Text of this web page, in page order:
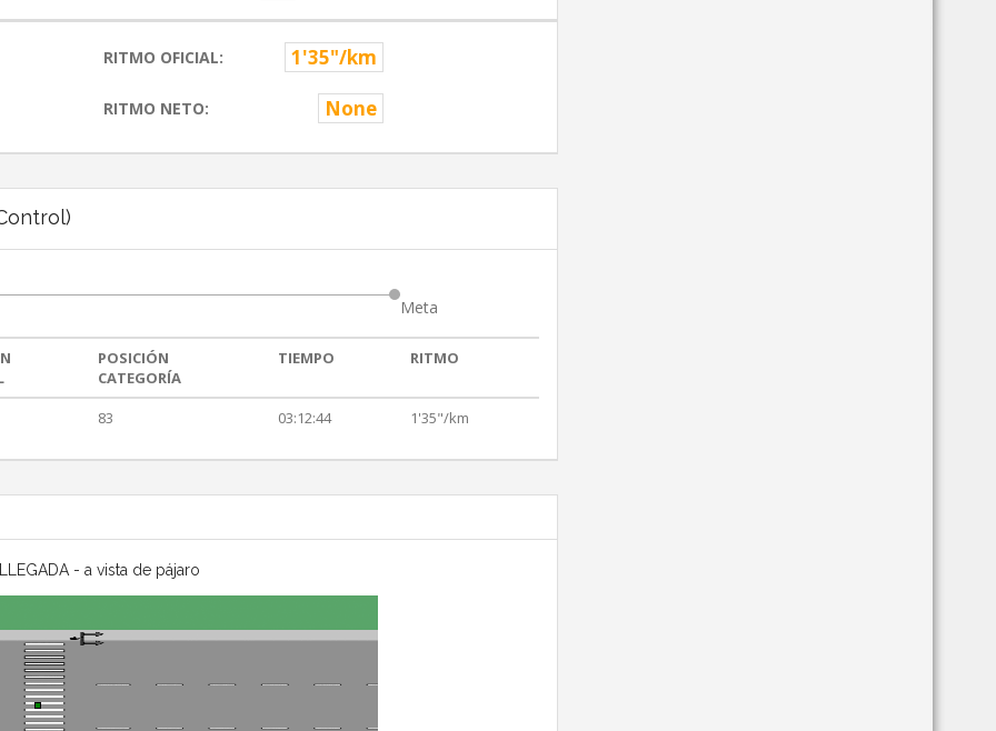
RITMO OFICIAL: 1'35"/km
RITMO NETO: None
Meta
POSICIÓN
CATEGORÍA
TIEMPO RITMO
83 03:12:44 1'35"/km
- a vista de pájaro